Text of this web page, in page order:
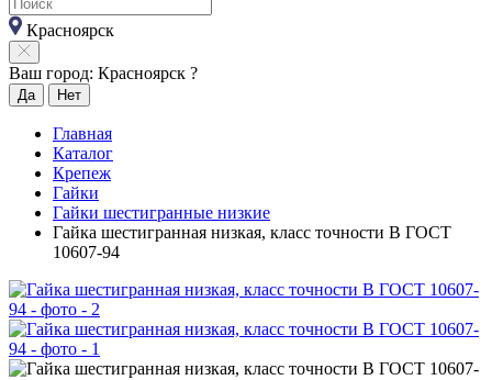
Красноярск
Ваш город: Красноярск ?
Да Нет
Главная
Каталог
Крепеж
Гайки
Гайки шестигранные низкие
Гайка шестигранная низкая, класс точности В ГОСТ
10607-94